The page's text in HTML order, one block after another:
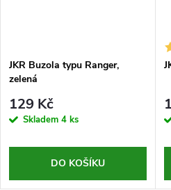
JKR Buzola typu Ranger,
zelená
129 Kč
Skladem 4 ks
DO KOŠÍKU